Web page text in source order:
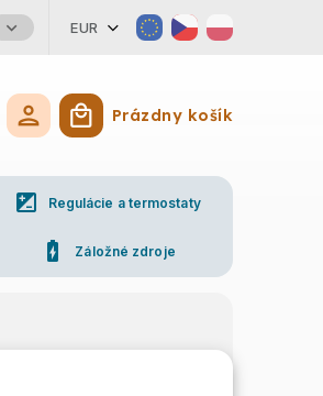
EUR
Nákupný košík
Prázdny košík
iso Regulácie a termostaty
battery_charging_full Záložné zdroje